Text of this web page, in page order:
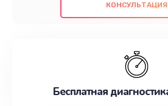
проведенных работ. Наша
наилучшим образом. Не
КОНСУЛЬТАЦИЯ
Бесплатная